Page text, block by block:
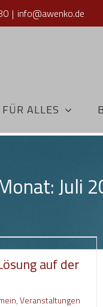
| info@awenko.de
ALLES
Juli
auf der
,Veranstaltungen